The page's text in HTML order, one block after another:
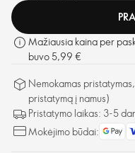
Mažiausia kaina per
buvo 5,99 €
Nemokamas
pristatymą į namus)
Pristatymo laikas: 3-5
Mokėjimo būdai: